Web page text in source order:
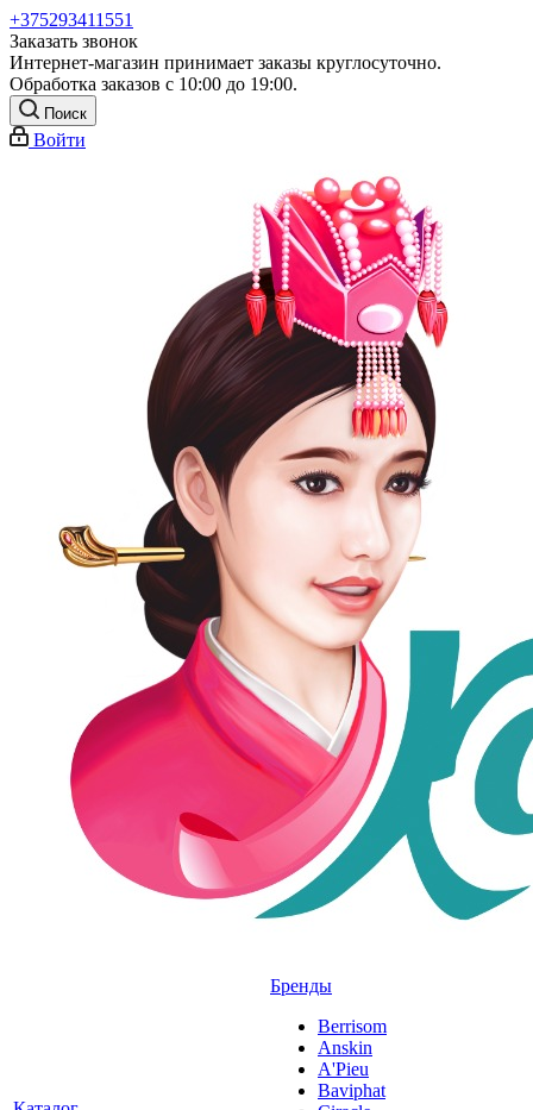
+375293411551
Заказать звонок
Интернет-магазин принимает заказы круглосуточно.
Обработка заказов с 10:00 до 19:00.
Поиск
Войти
Бренды
Berrisom
Anskin
A'Pieu
Baviphat